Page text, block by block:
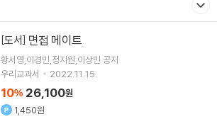
[도서] 면접 메이트
황서영,이경민,정지원,이상민 공저
우리교과서
2022.11.15.
10% 26,100원
1,450원